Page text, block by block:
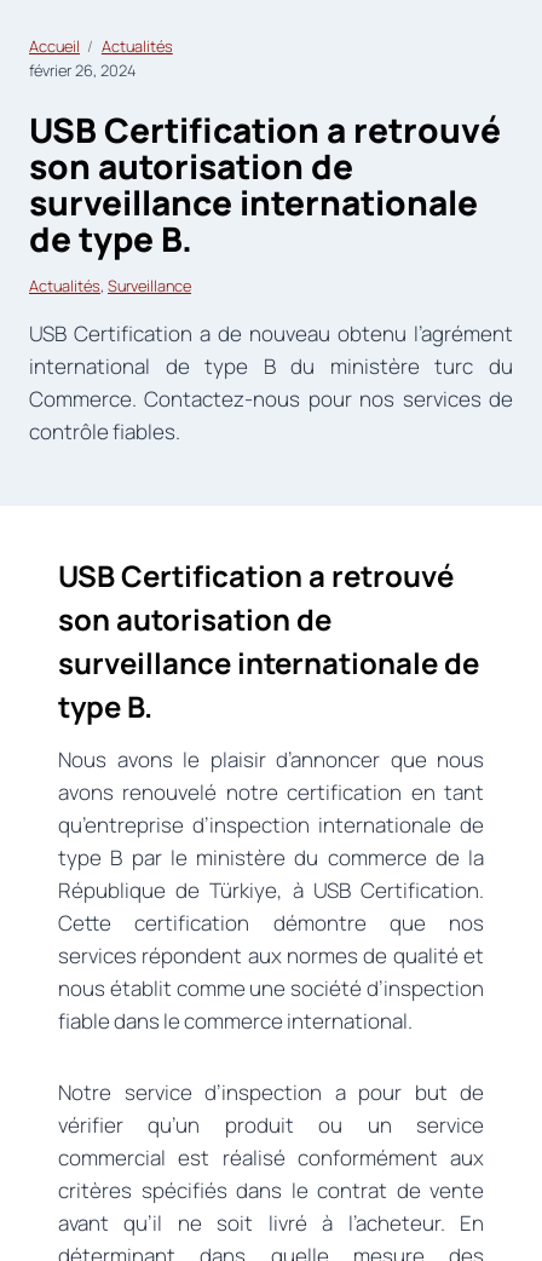
Accueil
Actualités
février 26, 2024
USB Certification a retrouvé
son autorisation de
surveillance internationale
de type B.
Actualités, Surveillance
USB Certification a de nouveau obtenu l’agrément
international de type B du ministère turc du
Commerce. Contactez-nous pour nos services de
contrôle fiables.
USB Certification a retrouvé
son autorisation de
surveillance internationale de
type B.
Nous avons le plaisir d’annoncer que nous
avons renouvelé notre certification en tant
qu’entreprise d’inspection internationale de
type B par le ministère du commerce de la
République de Türkiye, à USB Certification.
Cette certification démontre que nos
services répondent aux normes de qualité et
nous établit comme une société d’inspection
fiable dans le commerce international.
Notre service d’inspection a pour but de
vérifier qu’un produit ou un service
commercial est réalisé conformément aux
critères spécifiés dans le contrat de vente
avant qu’il ne soit livré à l’acheteur. En